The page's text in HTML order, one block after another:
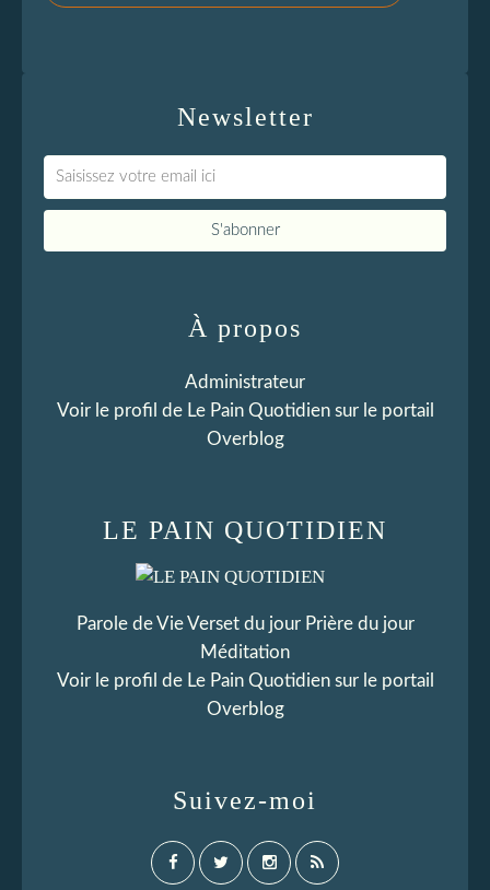
Newsletter
LE PAIN QUOTIDIEN
Parole de Vie Verset du jour Prière du jour
Méditation
Voir le profil de Le Pain Quotidiensur le portail
Overblog
Suivez-moi
À propos
Administrateur
Voir le profil de Le Pain Quotidiensur le portail
Overblog